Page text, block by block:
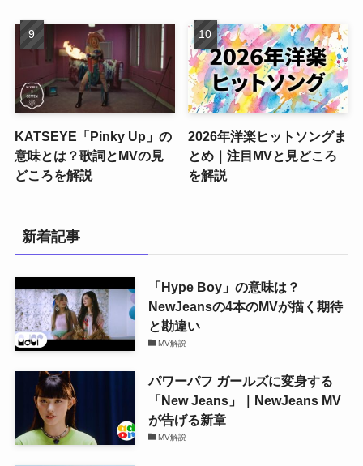
KATSEYE「Pinky Up」の
意味とは？歌詞とMVの見
どころを解説
2026年洋楽ヒットソングま
とめ｜注目MVと見どころ
を解説
新着記事
「Hype Boy」の意味は？
NewJeansの4本のMVが描く期待
と勘違い
MV解説
パワーパフ ガールズに変身する
「New Jeans」｜NewJeans MV
が告げる新章
MV解説